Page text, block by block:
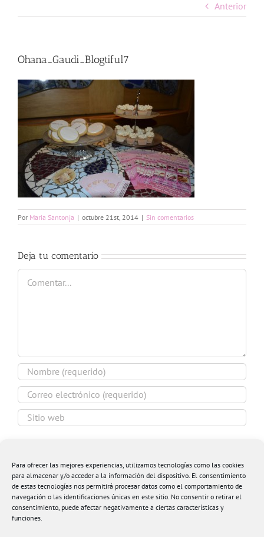
Para ofrecer las mejores experiencias, utilizamos tecnologías como las cookies
para almacenar y/o acceder a la información del dispositivo. El consentimiento
de estas tecnologías nos permitirá procesar datos como el comportamiento de
navegación o las identificaciones únicas en este sitio. No consentir o retirar el
consentimiento, puede afectar negativamente a ciertas características y
funciones.
Anterior
Ohana_Gaudi_Blogtiful7
Por Maria Santonja | octubre 21st, 2014 | Sin comentarios
Deja tu comentario
Comentar
navegador para la próxima vez que comente.